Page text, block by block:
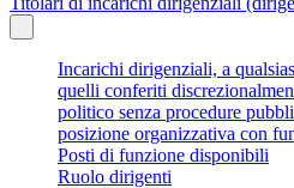
Incarichi dirigenziali, a
quelli conferiti
politico senza procedure
posizione organizzativa con
Posti di funzione disponibili
Ruolo dirigenti